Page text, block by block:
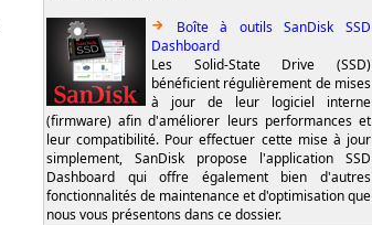
Boîte à outils SanDisk SSD
Dashboard
Les Solid-State Drive (SSD)
bénéficient régulièrement de mises
à jour de leur logiciel interne
(firmware) afin d'améliorer leurs performances et
leur compatibilité. Pour effectuer cette mise à jour
simplement, SanDisk propose l'application SSD
Dashboard qui offre également bien d'autres
fonctionnalités de maintenance et d'optimisation que
nous vous présentons dans ce dossier.